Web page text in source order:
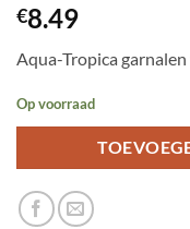
€8.49
Aqua-Tropica
Op voorraad